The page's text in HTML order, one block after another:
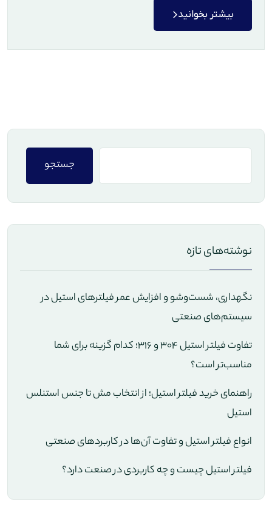
بیشتر بخوانید
جستجو
نوشته‌های تازه
نگهداری، شست‌وشو و افزایش عمر فیلترهای استیل در
سیستم‌های صنعتی
تفاوت فیلتر استیل 304 و 316؛ کدام گزینه برای شما
مناسب‌تر است؟
راهنمای خرید فیلتر استیل؛ از انتخاب مش تا جنس استنلس
استیل
انواع فیلتر استیل و تفاوت آن‌ها در کاربردهای صنعتی
فیلتر استیل چیست و چه کاربردی در صنعت دارد؟